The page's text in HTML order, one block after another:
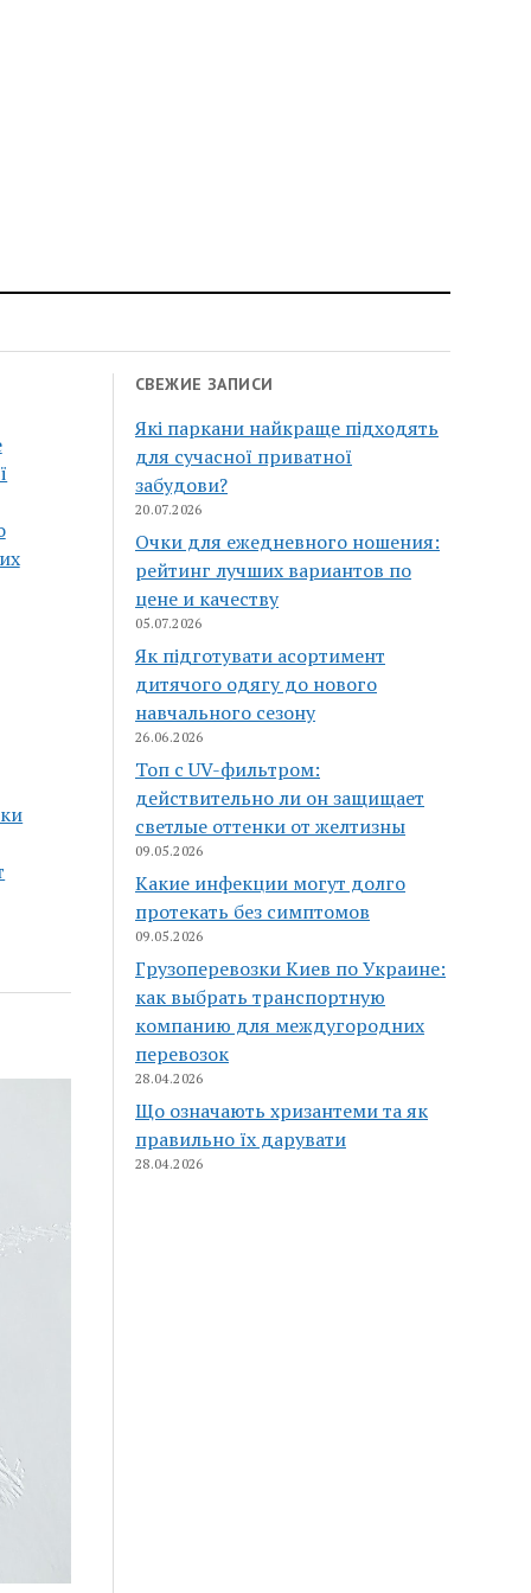
СВЕЖИЕ ЗАПИСИ
Які паркани найкраще підходять
для сучасної приватної
забудови?
20.07.2026
Очки для ежедневного ношения:
рейтинг лучших вариантов по
цене и качеству
05.07.2026
Як підготувати асортимент
дитячого одягу до нового
навчального сезону
26.06.2026
Топ с UV-фильтром:
действительно ли он защищает
светлые оттенки от желтизны
09.05.2026
Какие инфекции могут долго
протекать без симптомов
09.05.2026
Грузоперевозки Киев по Украине:
как выбрать транспортную
компанию для междугородних
перевозок
28.04.2026
Що означають хризантеми та як
правильно їх дарувати
28.04.2026